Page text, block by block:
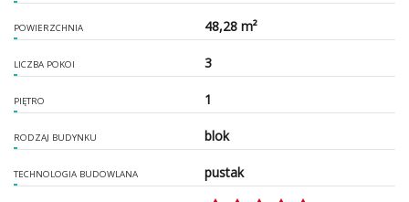
POWIERZCHNIA 48,28 m²
LICZBA POKOI 3
PIĘTRO 1
RODZAJ BUDYNKU blok
TECHNOLOGIA BUDOWLANA pustak